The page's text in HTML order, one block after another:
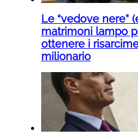
Le “vedove nere”
matrimoni lampo
ottenere i
milionario